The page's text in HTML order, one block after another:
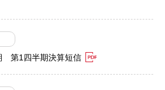
第1四半期決算短信